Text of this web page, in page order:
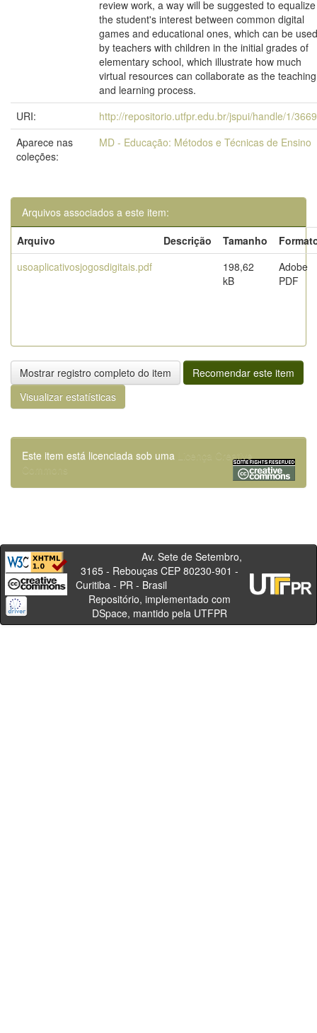
review work, a way will be suggested to equalize
the student's interest between common digital
games and educational ones, which can be used
by teachers with children in the initial grades of
elementary school, which illustrate how much
virtual resources can collaborate as the teaching
and learning process.
URI:
http://repositorio.utfpr.edu.br/jspui/handle/1/
Aparece nas
coleções:
MD - Educação: Métodos e Técnicas de Ensino
Arquivos associados a este item:
Arquivo
Descrição Tamanho
usoaplicativosjogosdigitais.pdf
198,62
kB
Adobe
PDF
Mostrar registro completo do item
Recomendar este item
Visualizar estatísticas
Este item está licenciada sob uma
Licença Creative
Commons
Av. Sete de Setembro,
3165 - Rebouças CEP 80230-901 -
Curitiba - PR - Brasil
Repositório, implementado com
DSpace, mantido pela UTFPR